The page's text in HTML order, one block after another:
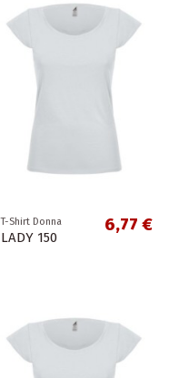
T-Shirt Donna
LADY 150
6,77 €